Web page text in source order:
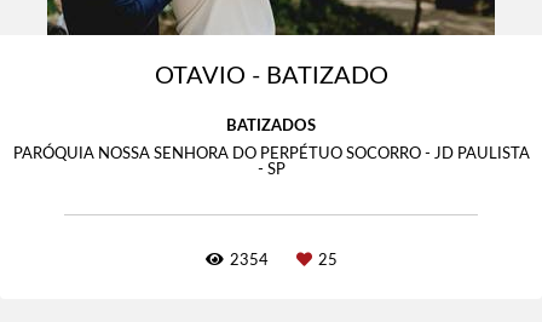
OTAVIO - BATIZADO
BATIZADOS
PARÓQUIA NOSSA SENHORA DO PERPÉTUO SOCORRO - JD PAULISTA
- SP
2354 25